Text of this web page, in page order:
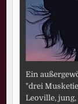
Ein
"drei
Leoville,